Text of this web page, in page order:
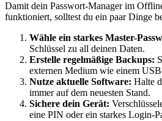
Damit dein Passwort-Manager im
funktioniert, solltest du ein paar Dinge
Wähle ein starkes Master-
Schlüssel zu all deinen Daten.
Erstelle regelmäßige Backups:
externen Medium wie einem
Nutze aktuelle Software: Halte
immer auf dem neuesten Stand.
Sichere dein Gerät:
eine PIN oder ein starkes Login-